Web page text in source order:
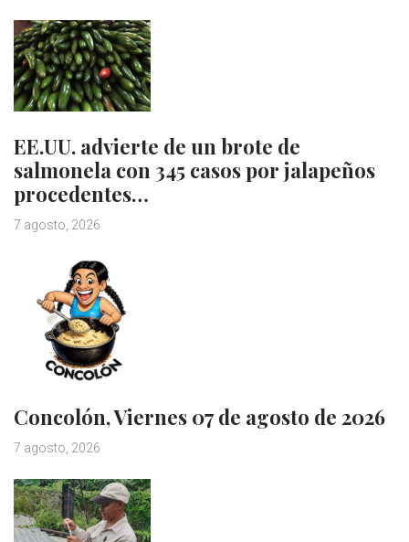
EE.UU. advierte de un brote de
salmonela con 345 casos por jalapeños
procedentes…
7 agosto, 2026
Concolón, Viernes 07 de agosto de 2026
7 agosto, 2026